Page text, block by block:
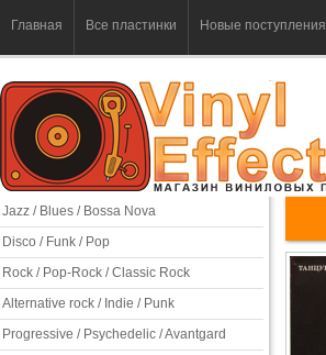
Главная Все пластинки Новые поступления
Jazz / Blues / Bossa Nova
Disco / Funk / Pop
Rock / Pop-Rock / Classic Rock
Alternative rock / Indie / Punk
Progressive / Psychedelic / Avantgard